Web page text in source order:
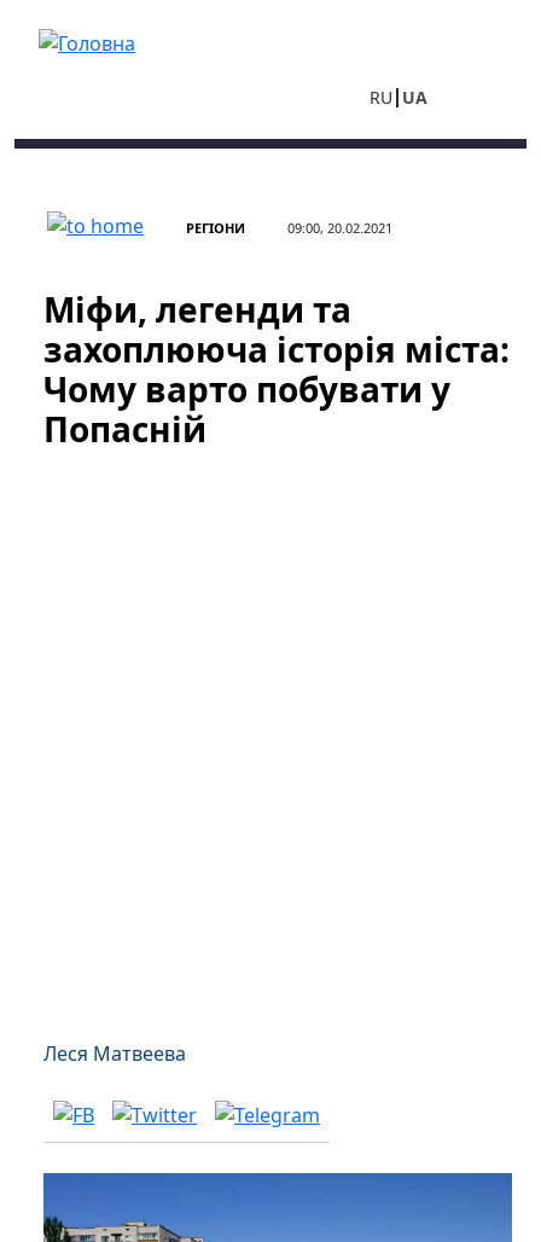
RU UA
РЕГІОНИ 09:00, 20.02.2021
Міфи, легенди та
захоплююча історія міста:
Чому варто побувати у
Попасній
Леся Матвеева